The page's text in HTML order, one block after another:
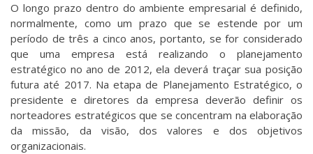
O longo prazo dentro do ambiente empresarial é definido,
normalmente, como um prazo que se estende por um
período de três a cinco anos, portanto, se for considerado
que uma empresa está realizando o planejamento
estratégico no ano de 2012, ela deverá traçar sua posição
futura até 2017. Na etapa de Planejamento Estratégico, o
presidente e diretores da empresa deverão definir os
norteadores estratégicos que se concentram na elaboração
da missão, da visão, dos valores e dos objetivos
organizacionais.